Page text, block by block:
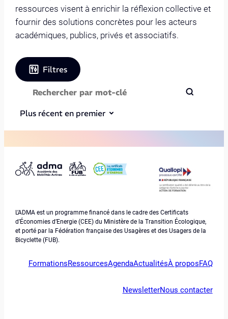
ressources visent à enrichir la réflexion collective et
fournir des solutions concrètes pour les acteurs
académiques, publics, privés et associatifs.
Filtres
Plus récent en premier
L’ADMA est un programme financé dans le cadre des Certificats
d’Économies d’Energie (CEE) du Ministère de la Transition Écologique,
et porté par la Fédération française des Usagères et des Usagers de la
Bicyclette (FUB).
FormationsRessourcesAgendaActualitésÀ proposFAQ
NewsletterNous contacter